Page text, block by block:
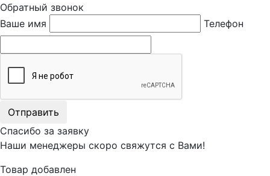
Обратный звонок
Ваше имя
Телефон
Отправить
Спасибо за заявку
Наши менеджеры скоро свяжутся с Вами!
Товар добавлен